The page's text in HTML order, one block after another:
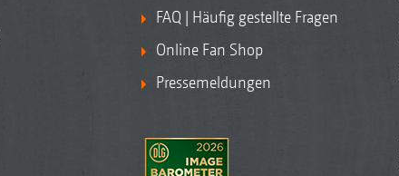
FAQ | Häufig gestellte Fragen
Online Fan Shop
Pressemeldungen